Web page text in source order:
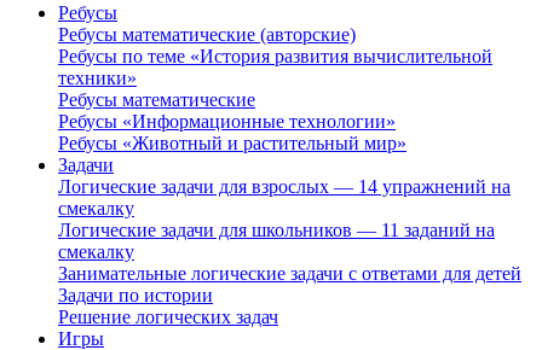
Ребусы
Ребусы математические (авторские)
Ребусы по теме «История развития вычислительной
техники»
Ребусы математические
Ребусы «Информационные технологии»
Ребусы «Животный и растительный мир»
Задачи
Логические задачи для взрослых — 14 упражнений на
смекалку
Логические задачи для школьников — 11 заданий на
смекалку
Занимательные логические задачи с ответами для детей
Задачи по истории
Решение логических задач
Игры